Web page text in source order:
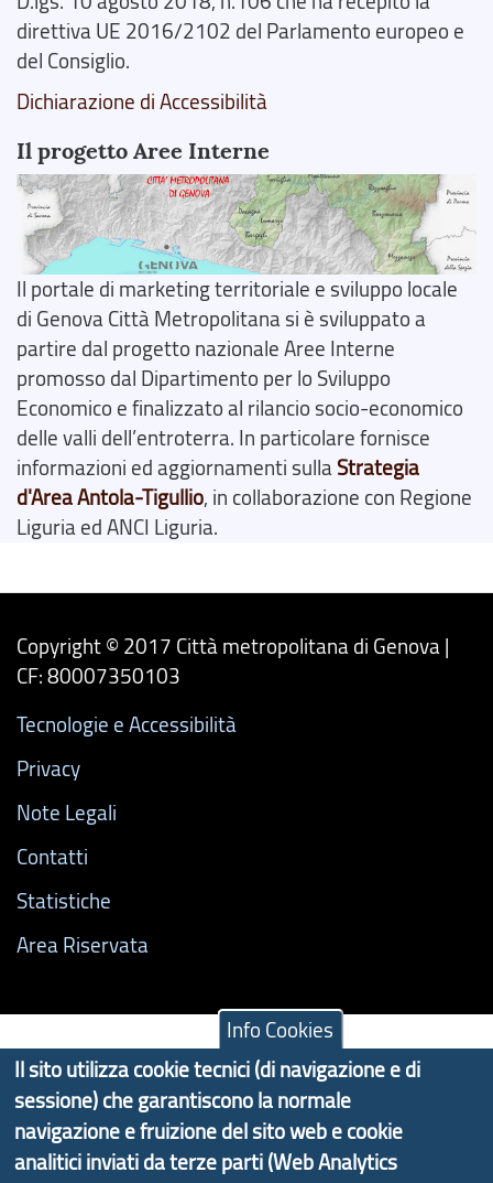
direttiva UE 2016/2102 del Parlamento europeo e
del Consiglio.
Dichiarazione di Accessibilità
Il progetto Aree Interne
Il portale di marketing territoriale e sviluppo locale
di Genova Città Metropolitana si è sviluppato a
partire dal progetto nazionale Aree Interne
promosso dal Dipartimento per lo Sviluppo
Economico e finalizzato al rilancio socio-economico
delle valli dell’entroterra. In particolare fornisce
informazioni ed aggiornamenti sullaStrategia
d'Area Antola-Tigullio, in collaborazione con Regione
Liguria ed ANCI Liguria.
Copyright © 2017 Città metropolitana di Genova |
CF: 80007350103
Tecnologie e Accessibilità
Privacy
Note Legali
Contatti
Statistiche
Area Riservata
Info Cookies
Il sito utilizza cookie tecnici (di navigazione e di
sessione) che garantiscono la normale
navigazione e fruizione del sito web e cookie
analitici inviati da terze parti (Web Analytics